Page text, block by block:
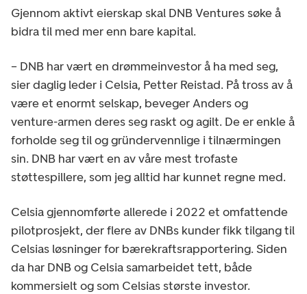
Gjennom aktivt eierskap skal DNB Ventures søke å
bidra til med mer enn bare kapital.
– DNB har vært en drømmeinvestor å ha med seg,
sier daglig leder i Celsia, Petter Reistad. På tross av å
være et enormt selskap, beveger Anders og
venture-armen deres seg raskt og agilt. De er enkle å
forholde seg til og gründervennlige i tilnærmingen
sin. DNB har vært en av våre mest trofaste
støttespillere, som jeg alltid har kunnet regne med.
Celsia gjennomførte allerede i 2022 et omfattende
pilotprosjekt, der flere av DNBs kunder fikk tilgang til
Celsias løsninger for bærekraftsrapportering. Siden
da har DNB og Celsia samarbeidet tett, både
kommersielt og som Celsias største investor.